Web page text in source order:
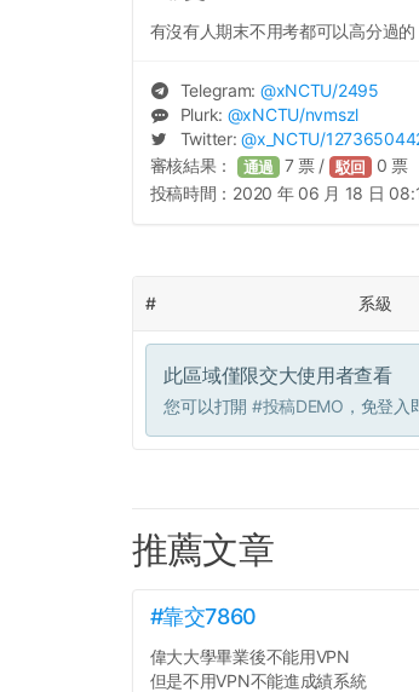
有沒有人期末不用考都可以高分過的
Telegram: @xNCTU/2495
Plurk: @xNCTU/nvmszl
Twitter:@x_NCTU/
審核結果： 通過 7票 / 駁回 0 票
投稿時間： 2020 年 06 月 18 日
# 系級
此區域僅限交大使用者查看
您可以打開 #投稿DEMO ，免登
推薦文章
#靠交7860
偉大大學畢業後不能用VPN
但是不用VPN不能進成績系統